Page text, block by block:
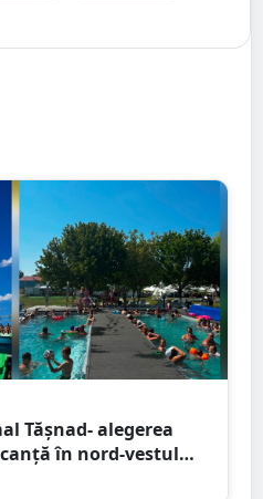
Tășnad- alegerea
în nord-vestul